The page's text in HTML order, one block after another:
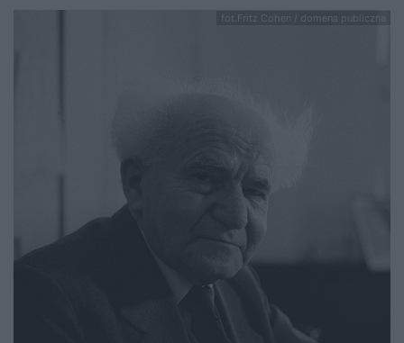
fot.Fritz Cohen / domena publiczna